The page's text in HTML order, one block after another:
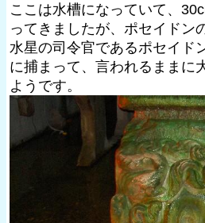
ここは水槽になっていて、
ってきましたが、ポセイドン
水星の司令官であるポセイド
に捕まって、言われるままに
ようです。